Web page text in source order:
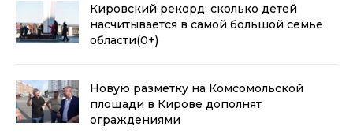
Кировский рекорд: сколько детей
насчитывается в самой большой семье
области(0+)
Новую разметку на Комсомольской
площади в Кирове дополнят
ограждениями